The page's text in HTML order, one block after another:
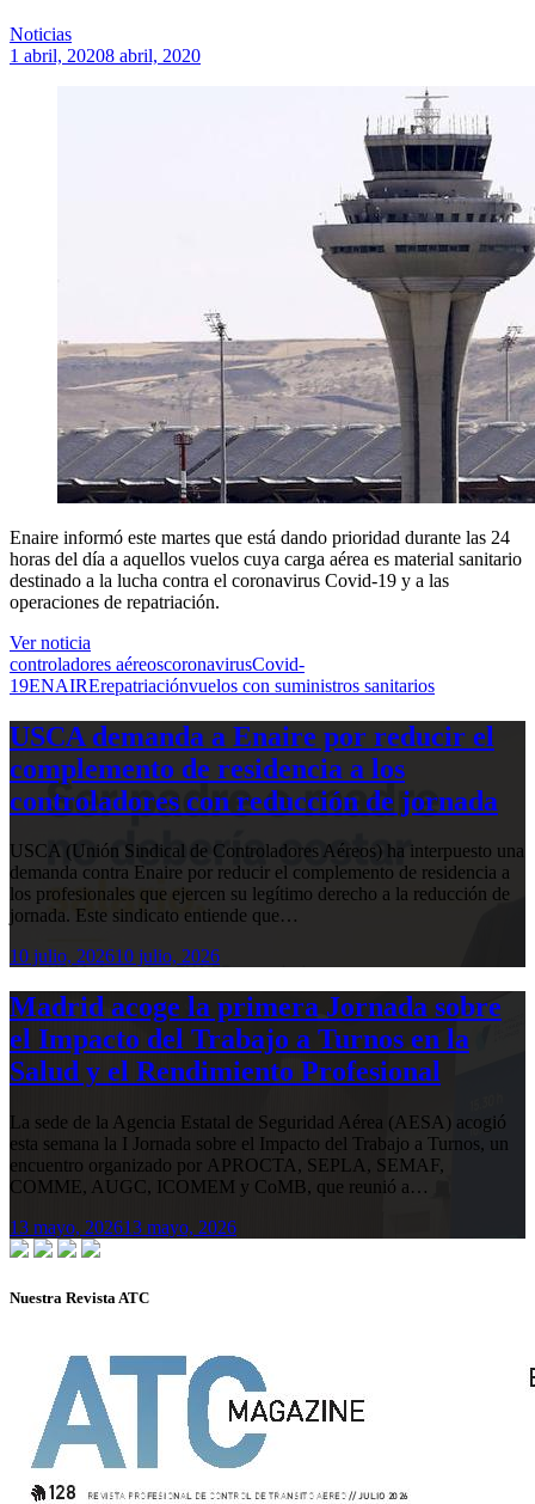
Noticias
1 abril, 20208 abril, 2020
Enaire informó este martes que está dando prioridad durante las 24
horas del día a aquellos vuelos cuya carga aérea es material sanitario
destinado a la lucha contra el coronavirus Covid-19 y a las
operaciones de repatriación.
Ver noticia
controladores aéreoscoronavirusCovid-
19ENAIRErepatriaciónvuelos con suministros sanitarios
USCA demanda a Enaire por reducir el
complemento de residencia a los
controladores con reducción de jornada
USCA (Unión Sindical de Controladores Aéreos) ha interpuesto una
demanda contra Enaire por reducir el complemento de residencia a
los profesionales que ejercen su legítimo derecho a la reducción de
jornada. Este sindicato entiende que…
10 julio, 202610 julio, 2026
Madrid acoge la primera Jornada sobre
el Impacto del Trabajo a Turnos en la
Salud y el Rendimiento Profesional
La sede de la Agencia Estatal de Seguridad Aérea (AESA) acogió
esta semana la I Jornada sobre el Impacto del Trabajo a Turnos, un
encuentro organizado por APROCTA, SEPLA, SEMAF,
COMME, AUGC, ICOMEM y CoMB, que reunió a…
13 mayo, 202613 mayo, 2026
Nuestra Revista ATC